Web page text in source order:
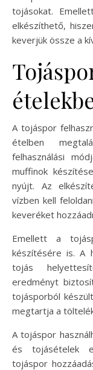
tojásokat.
elkészíthető,
keverjük össze a
A tojáspor
ételben
felhasználási
muffinok
nyújt. Az
vízben kell
keveréket
Emellett a
készítésére is. A
tojás
eredményt
tojásporból
megtartja a
A tojáspor
és tojásételek
tojáspor